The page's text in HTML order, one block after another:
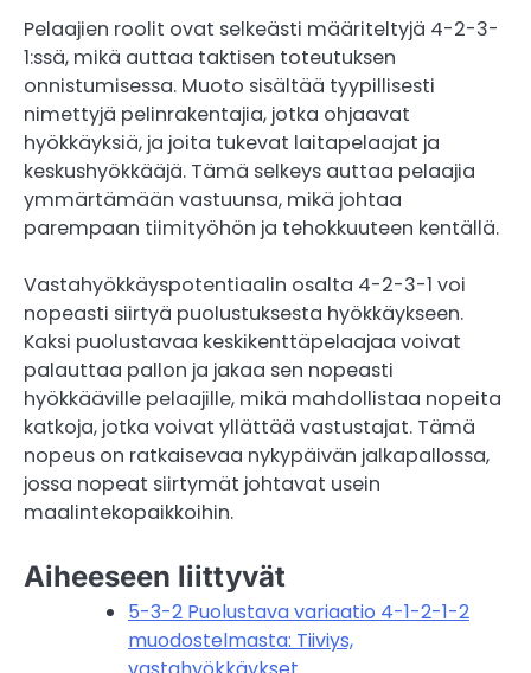
Pelaajien roolit ovat selkeästi määriteltyjä 4-2-3-
1:ssä, mikä auttaa taktisen toteutuksen
onnistumisessa. Muoto sisältää tyypillisesti
nimettyjä pelinrakentajia, jotka ohjaavat
hyökkäyksiä, ja joita tukevat laitapelaajat ja
keskushyökkääjä. Tämä selkeys auttaa pelaajia
ymmärtämään vastuunsa, mikä johtaa
parempaan tiimityöhön ja tehokkuuteen kentällä.
Vastahyökkäyspotentiaalin osalta 4-2-3-1 voi
nopeasti siirtyä puolustuksesta hyökkäykseen.
Kaksi puolustavaa keskikenttäpelaajaa voivat
palauttaa pallon ja jakaa sen nopeasti
hyökkääville pelaajille, mikä mahdollistaa nopeita
katkoja, jotka voivat yllättää vastustajat. Tämä
nopeus on ratkaisevaa nykypäivän jalkapallossa,
jossa nopeat siirtymät johtavat usein
maalintekopaikkoihin.
Aiheeseen liittyvät
5-3-2 Puolustava variaatio 4-1-2-1-2
muodostelmasta: Tiiviys,